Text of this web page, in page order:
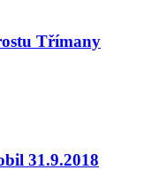
Třímany
31.9.2018